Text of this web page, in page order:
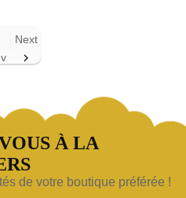
Next

À LA
de votre boutique préférée !